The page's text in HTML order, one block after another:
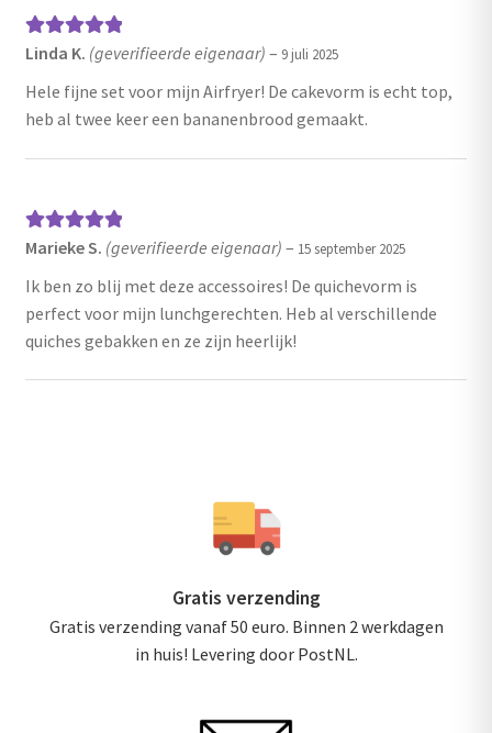
Gewaardeerd
Linda K. (geverifieerde eigenaar) – 9 juli 2025
Hele fijne set voor mijn Airfryer! De cakevorm is echt top,
heb al twee keer een bananenbrood gemaakt.
Gewaardeerd
Marieke S. (geverifieerde eigenaar) – 15 september 2025
Ik ben zo blij met deze accessoires! De quichevorm is
perfect voor mijn lunchgerechten. Heb al verschillende
quiches gebakken en ze zijn heerlijk!
Gratis verzending
Gratis verzending vanaf 50 euro. Binnen 2 werkdagen
in huis! Levering door PostNL.